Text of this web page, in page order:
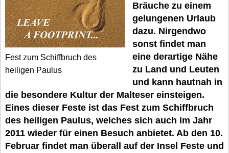
Fest zum Schiffbruch des
heiligen Paulus
Bräuche zu einem
gelungenen Urlaub
dazu. Nirgendwo
sonst findet man
eine derartige Nähe
zu Land und Leuten
und kann hautnah in
die besondere Kultur der Malteser einsteigen.
Eines dieser Feste ist das Fest zum Schiffbruch
des heiligen Paulus, welches sich auch im Jahr
2011 wieder für einen Besuch anbietet. Ab den 10.
Februar findet man überall auf der Insel Feste und